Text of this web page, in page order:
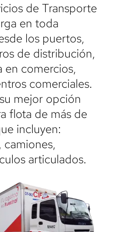
de Transporte
en toda
los puertos,
de distribución,
en comercios,
comerciales.
mejor opción
flota de más de
incluyen:
camiones,
articulados.